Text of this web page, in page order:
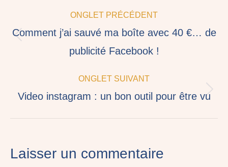
commentaire
ONGLET PRÉCÉDENT
précédent
Comment j’ai sauvé ma boîte avec 40 €… de
publicité Facebook !
ONGLET SUIVANT
Onglet
Video instagram : un bon outil pour être vu
Laisser un commentaire